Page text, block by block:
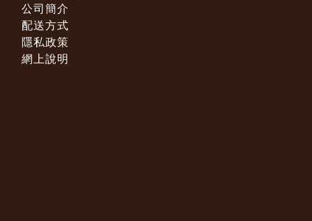
公司簡介
配送方式
隱私政策
網上說明